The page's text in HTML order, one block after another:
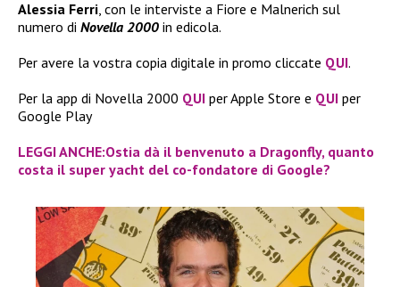
Alessia Ferri , con le interviste a Fiore e Malnerich sul
numero di Novella 2000 in edicola.
Per avere la vostra copia digitale in promo cliccate QUI.
Per la app di Novella 2000 QUI per Apple Store e QUI per
Google Play
LEGGI ANCHE:Ostia dà il benvenuto a Dragonfly, quanto
costa il super yacht del co-fondatore di Google?